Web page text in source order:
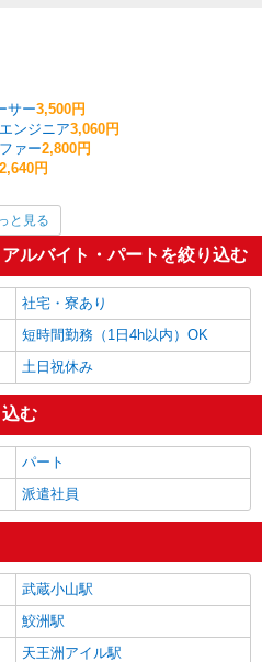
サー3,500円
ンジニア3,060円
ァー2,800円
2,640円
円
円
1,836円
と見る
ルバイト・パートを絞り込む
社宅・寮あり
短時間勤務（1日4h以内）OK
土日祝休み
む
パート
派遣社員
武蔵小山駅
鮫洲駅
天王洲アイル駅